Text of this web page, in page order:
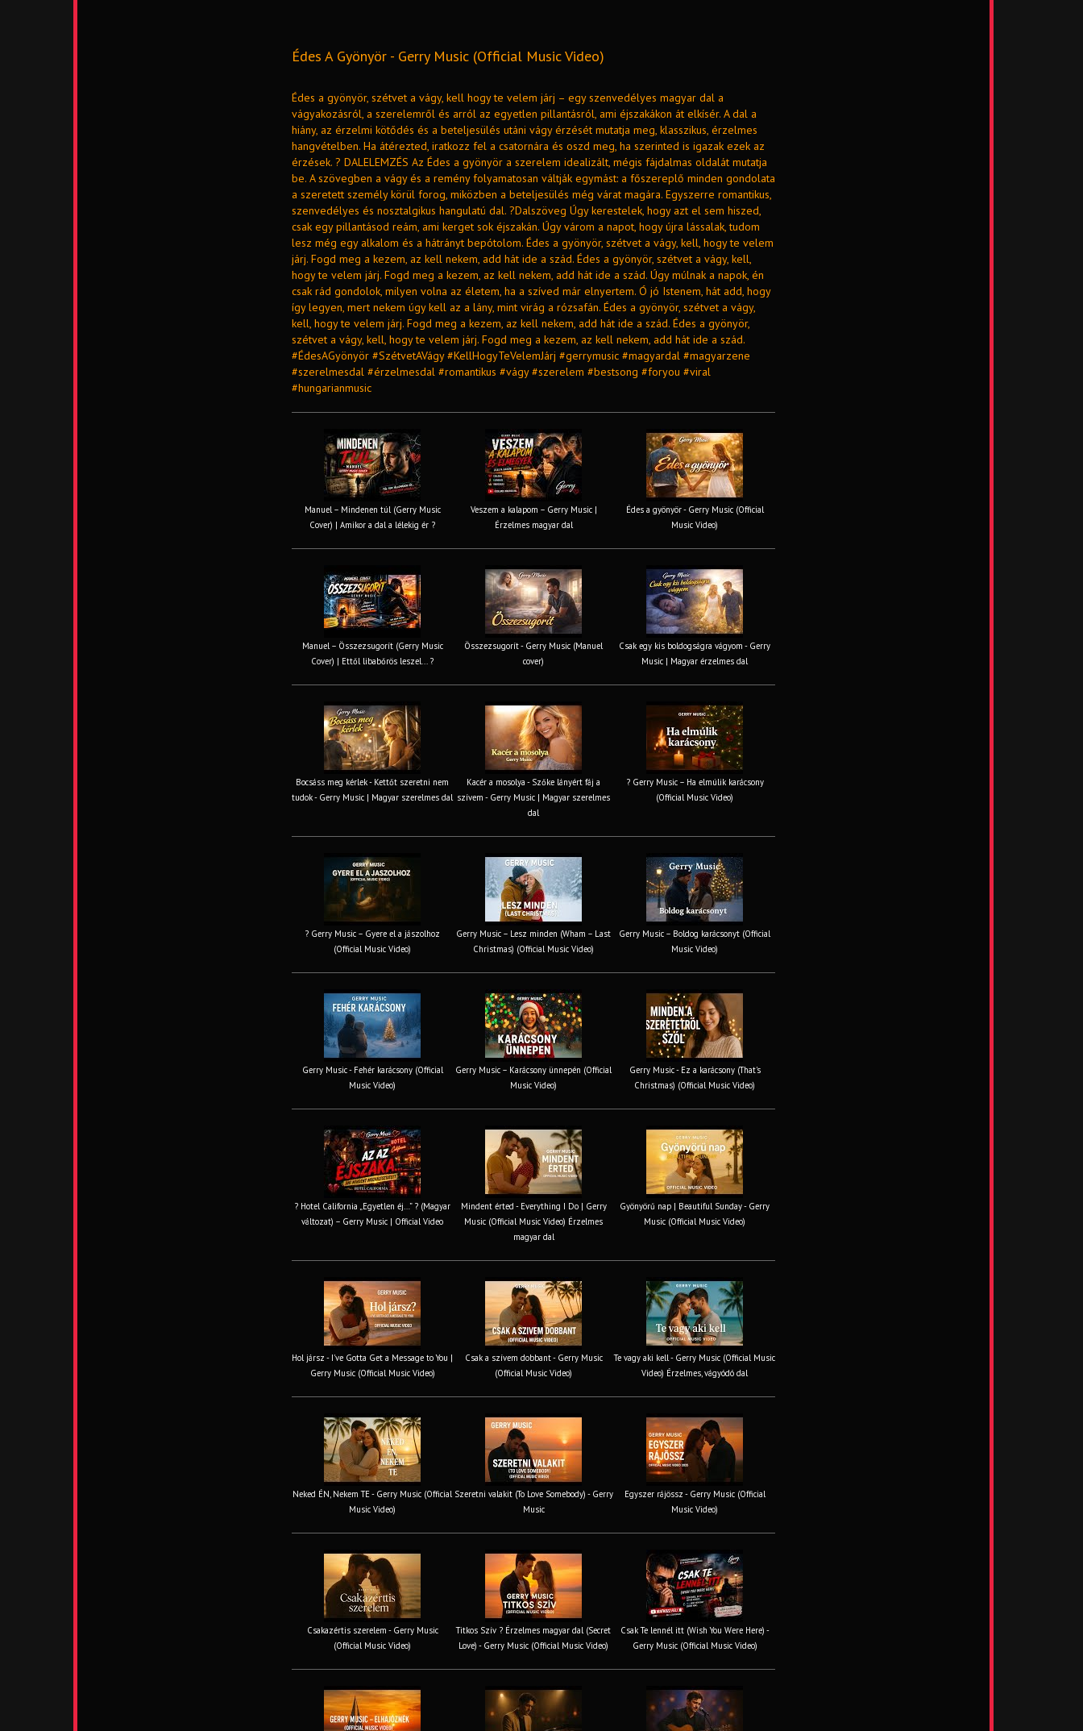
Édes A Gyönyör - Gerry Music (Official Music Video)
Édes a gyönyör, szétvet a vágy, kell hogy te velem járj – egy szenvedélyes magyar dal a
vágyakozásról, a szerelemről és arról az egyetlen pillantásról, ami éjszakákon át elkísér. A dal a
hiány, az érzelmi kötődés és a beteljesülés utáni vágy érzését mutatja meg, klasszikus, érzelmes
hangvételben. Ha átérezted, iratkozz fel a csatornára és oszd meg, ha szerinted is igazak ezek az
érzések. ? DALELEMZÉS Az Édes a gyönyör a szerelem idealizált, mégis fájdalmas oldalát mutatja
be. A szövegben a vágy és a remény folyamatosan váltják egymást: a főszereplő minden gondolata
a szeretett személy körül forog, miközben a beteljesülés még várat magára. Egyszerre romantikus,
szenvedélyes és nosztalgikus hangulatú dal. ?Dalszöveg Úgy kerestelek, hogy azt el sem hiszed,
csak egy pillantásod reám, ami kerget sok éjszakán. Úgy várom a napot, hogy újra lássalak, tudom
lesz még egy alkalom és a hátrányt bepótolom. Édes a gyönyör, szétvet a vágy, kell, hogy te velem
járj. Fogd meg a kezem, az kell nekem, add hát ide a szád. Édes a gyönyör, szétvet a vágy, kell,
hogy te velem járj. Fogd meg a kezem, az kell nekem, add hát ide a szád. Úgy múlnak a napok, én
csak rád gondolok, milyen volna az életem, ha a szíved már elnyertem. Ó jó Istenem, hát add, hogy
így legyen, mert nekem úgy kell az a lány, mint virág a rózsafán. Édes a gyönyör, szétvet a vágy,
kell, hogy te velem járj. Fogd meg a kezem, az kell nekem, add hát ide a szád. Édes a gyönyör,
szétvet a vágy, kell, hogy te velem járj. Fogd meg a kezem, az kell nekem, add hát ide a szád.
#ÉdesAGyönyör #SzétvetAVágy #KellHogyTeVelemJárj #gerrymusic #magyardal #magyarzene
#szerelmesdal #érzelmesdal #romantikus #vágy #szerelem #bestsong #foryou #viral
#hungarianmusic
Manuel – Mindenen túl (Gerry Music
Cover) | Amikor a dal a lélekig ér ?
Veszem a kalapom – Gerry Music |
Érzelmes magyar dal
Édes a gyönyör - Gerry Music (Official
Music Video)
Manuel – Összezsugorít (Gerry Music
Cover) | Ettől libabőrös leszel... ?
Összezsugorít - Gerry Music (Manuel
cover)
Csak egy kis boldogságra vágyom - Gerry
Music | Magyar érzelmes dal
Bocsáss meg kérlek - Kettőt szeretni nem
tudok - Gerry Music | Magyar szerelmes dal
Kacér a mosolya - Szőke lányért fáj a
szívem - Gerry Music | Magyar szerelmes
dal
? Gerry Music – Ha elmúlik karácsony
(Official Music Video)
? Gerry Music – Gyere el a jászolhoz
(Official Music Video)
Gerry Music – Lesz minden (Wham – Last
Christmas) (Official Music Video)
Gerry Music – Boldog karácsonyt (Official
Music Video)
Gerry Music - Fehér karácsony (Official
Music Video)
Gerry Music – Karácsony ünnepén (Official
Music Video)
Gerry Music - Ez a karácsony (That's
Christmas) (Official Music Video)
? Hotel California „Egyetlen éj…” ? (Magyar
változat) – Gerry Music | Official Video
Mindent érted - Everything I Do | Gerry
Music (Official Music Video) Érzelmes
magyar dal
Gyönyörű nap | Beautiful Sunday - Gerry
Music (Official Music Video)
Hol jársz - I've Gotta Get a Message to You |
Gerry Music (Official Music Video)
Csak a szívem dobbant - Gerry Music
(Official Music Video)
Te vagy aki kell - Gerry Music (Official Music
Video) Érzelmes, vágyódó dal
Neked ÉN, Nekem TE - Gerry Music (Official
Music Video)
Szeretni valakit (To Love Somebody) - Gerry
Music
Egyszer rájössz - Gerry Music (Official
Music Video)
Csakazértis szerelem - Gerry Music
(Official Music Video)
Titkos Szív ? Érzelmes magyar dal (Secret
Love) - Gerry Music (Official Music Video)
Csak Te lennél itt (Wish You Were Here) -
Gerry Music (Official Music Video)